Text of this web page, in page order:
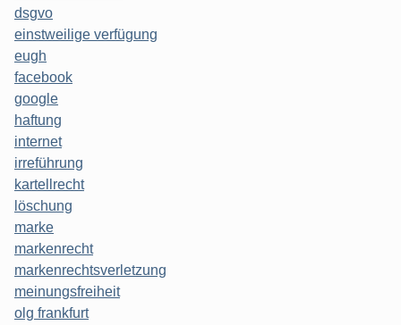
dsgvo
einstweilige verfügung
eugh
facebook
google
haftung
internet
irreführung
kartellrecht
löschung
marke
markenrecht
markenrechtsverletzung
meinungsfreiheit
olg frankfurt